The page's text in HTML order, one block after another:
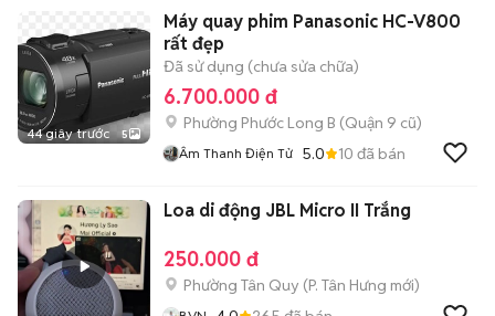
44 giây trước 5
Máy quay phim Panasonic HC-V800
rất đẹp
Đã sử dụng (chưa sửa chữa)
6.700.000 đ
Phường Phước Long B (Quận 9 cũ)
Âm Thanh Điện Tử 5.0 10 đã bán
Loa di động JBL Micro II Trắng
250.000 đ
Phường Tân Quy (P. Tân Hưng mới)